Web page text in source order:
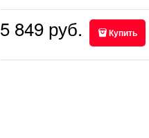
5 849 руб. Купить